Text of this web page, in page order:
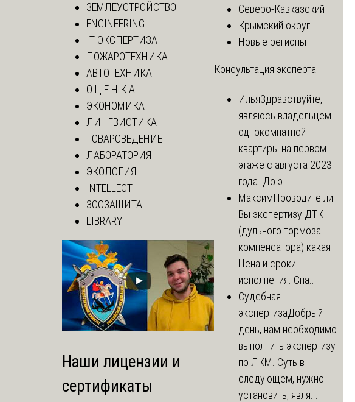
ЗЕМЛЕУСТРОЙСТВО
ENGINEERING
IT ЭКСПЕРТИЗА
ПОЖАРОТЕХНИКА
АВТОТЕХНИКА
О Ц Е Н К А
ЭКОНОМИКА
ЛИНГВИСТИКА
ТОВАРОВЕДЕНИЕ
ЛАБОРАТОРИЯ
ЭКОЛОГИЯ
INTELLECT
ЗООЗАЩИТА
LIBRARY
Наши лицензии и
сертификаты
Северо-Кавказский
Крымский округ
Новые регионы
Консультация эксперта
ИльяЗдравствуйте,
являюсь владельцем
однокомнатной
квартиры на первом
этаже с августа 2023
года. До э...
МаксимПроводите ли
Вы экспертизу ДТК
(дульного тормоза
компенсатора) какая
Цена и сроки
исполнения. Спа...
Судебная
экспертизаДобрый
день, нам необходимо
выполнить экспертизу
по ЛКМ. Суть в
следующем, нужно
установить, явля...